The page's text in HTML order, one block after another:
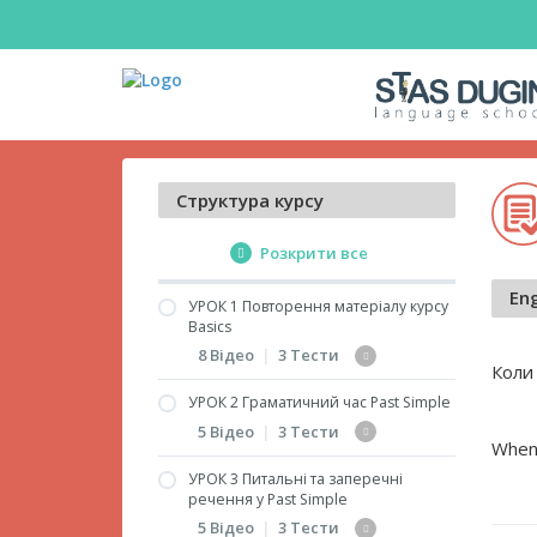
Структура курсу
Розкрити все
УРОК 1 Повторення матеріалу курсу
Basics
8 Відео | 3 Тести
Дієслова to have і to be
Переклад речень з
дієсловом to be
(частина 1)
УРОК 2 Граматичний час Past Simple
5 Відео | 3 Тести
Past Simple. Правильні
дієслова
УРОК 3 Питальні та заперечні
речення у Past Simple
5 Відео | 3 Тести